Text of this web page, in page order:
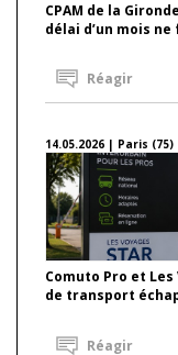
CPAM de la
délai d’un mois
Réagir
14.05.2026 | Paris (75)
Comuto Pro et
de transport
Réagir